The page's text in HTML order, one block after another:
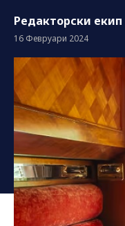
Редакторски екип
16 Февруари 2024